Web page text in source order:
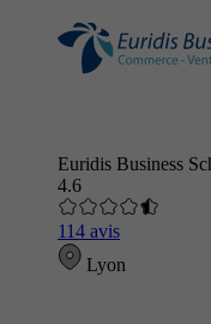
Euridis Business
4.6
114 avis
Lyon